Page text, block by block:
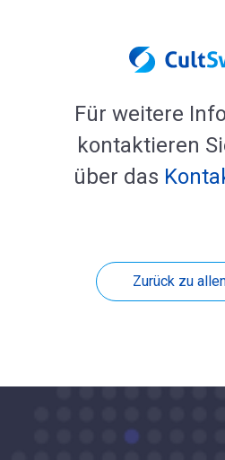
Für weitere
kontaktieren
über das
Zurück zu